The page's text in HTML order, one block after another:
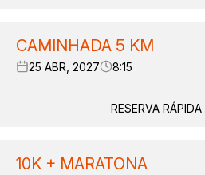
CAMINHADA 5 KM
25 ABR, 2027 8:15
RESERVA RÁPIDA
10K + MARATONA